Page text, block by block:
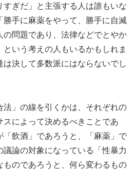
すぎだ」と主張する人は誰もいな
勝手に麻薬をやって、勝手に自滅
の問題であり、法律などでとやか
という考えの人もいるかもしれま
決して多数派にはならないでし
法」の線を引くかは、それぞれの
スによって決めるべきことであ
「飲酒」であろうと、「麻薬」で
論の対象になっている「性暴力
ものであろうと、何ら変わるもの